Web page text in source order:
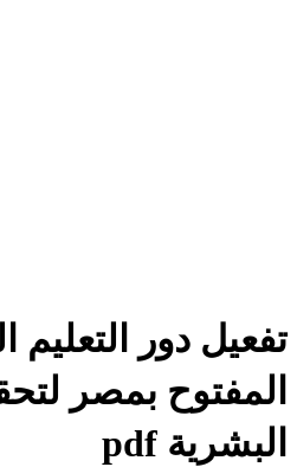
تفعيل دور التعليم
المفتوح بمصر
البشرية pdf